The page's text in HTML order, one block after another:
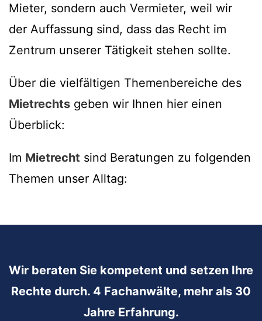
Mieter, sondern auch Vermieter, weil wir
der Auffassung sind, dass das Recht im
Zentrum unserer Tätigkeit stehen sollte.
Über die vielfältigen Themenbereiche des
Mietrechts geben wir Ihnen hier einen
Überblick:
Im Mietrecht sind Beratungen zu folgenden
Themen unser Alltag:
Wir beraten Sie kompetent und setzen Ihre
Rechte durch. 4 Fachanwälte, mehr als 30
Jahre Erfahrung.